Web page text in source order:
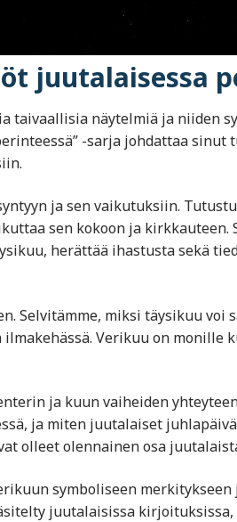
juutalaisessa
taivaallisia näytelmiä ja niiden
-sarja johdattaa sinut
ja sen vaikutuksiin.
sen kokoon ja kirkkauteen.
herättää ihastusta sekä
Selvitämme, miksi täysikuu voi
Verikuu on
ja kuun vaiheiden
ja miten juutalaiset
olleet olennainen osa
symboliseen
juutalaisissa kirjoituksissa,